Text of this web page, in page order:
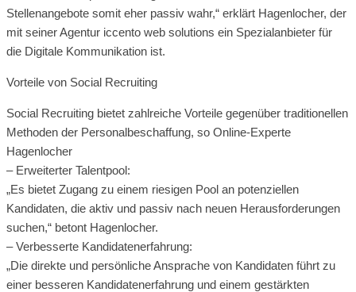
Stellenangebote somit eher passiv wahr,“ erklärt Hagenlocher, der
mit seiner Agentur iccento web solutions ein Spezialanbieter für
die Digitale Kommunikation ist.
Vorteile von Social Recruiting
Social Recruiting bietet zahlreiche Vorteile gegenüber traditionellen
Methoden der Personalbeschaffung, so Online-Experte
Hagenlocher
– Erweiterter Talentpool:
„Es bietet Zugang zu einem riesigen Pool an potenziellen
Kandidaten, die aktiv und passiv nach neuen Herausforderungen
suchen,“ betont Hagenlocher.
– Verbesserte Kandidatenerfahrung:
„Die direkte und persönliche Ansprache von Kandidaten führt zu
einer besseren Kandidatenerfahrung und einem gestärkten